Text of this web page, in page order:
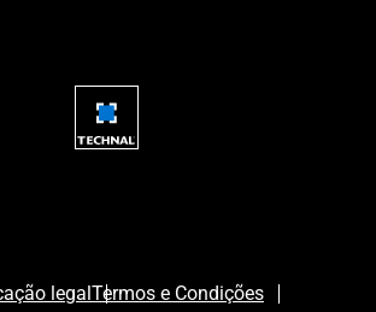
legalTermos e Condições